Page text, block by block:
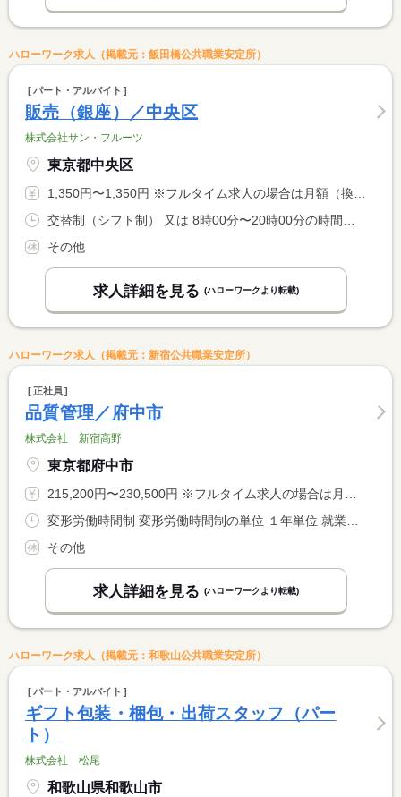
ハローワーク求人（掲載元：飯田橋公共職業安定所）
パート・アルバイト
販売（銀座）／中央区
株式会社サン・フルーツ
東京都中央区
1,350円〜1,350円 ※フルタイム求人の場合は月額（換算額）、パート求人の場合は時間額を表示しています。
交替制（シフト制） 又は 8時00分〜20時00分の時間の間の5時間以上 就業時間に関する特記事項 ＊シフト制 <BR> 閉店時間（２０時）まで勤務出来る方歓迎です。 <BR> ＊休憩９０分：６時間以上勤務の方対象 <BR> ＊時間応相談
その他
求人詳細を見る (ハローワークより転載)
ハローワーク求人（掲載元：新宿公共職業安定所）
正社員
品質管理／府中市
株式会社 新宿高野
東京都府中市
215,200円〜230,500円 ※フルタイム求人の場合は月額（換算額）、パート求人の場合は時間額を表示しています。
変形労働時間制 変形労働時間制の単位 １年単位 就業時間１ 8時00分〜17時00分 就業時間２ 9時00分〜18時00分 就業時間に関する特記事項 （１）または（２）のシフト制
その他
求人詳細を見る (ハローワークより転載)
ハローワーク求人（掲載元：和歌山公共職業安定所）
パート・アルバイト
ギフト包装・梱包・出荷スタッフ（パー
ト）
株式会社 松尾
和歌山県和歌山市